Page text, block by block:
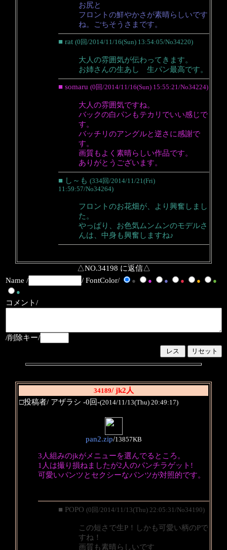
お尻と
フロントの鮮やかさが素晴らしいです
ね。ごちそうさまです。
■ rat (0回/2014/11/16(Sun) 13:54:05/No34220)
大人の雰囲気が伝わってきます。
お姉さんの生あし 生パン最高です。
■ somaru (0回/2014/11/16(Sun) 15:55:21/No34224)
大人の雰囲気ですね。
バックの白パンもテカリでいい感じで
す。
バッチリのアングルと逆さに感謝で
す。
画質もよく素晴らしい作品です。
ありがとうございます。
■ し～も (334回/2014/11/21(Fri)
11:59:57/No34264)
フロントのお花畑が、より興奮しまし
た。
やっぱり、お色気ムンムンのモデルさ
んは、中身も興奮しますね♪
△NO.34198 に返信△
Name /
/ FontColor/ ● ● ● ● ●
●
●
コメント/
/削除キー/
34189/ jk2人
□投稿者/ アザラシ -0回-(2014/11/13(Thu) 20:49:17)
pan2.zip/13857KB
3人組みのjkがメニューを選んでるところ。
1人は撮り損ねましたが2人のパンチラゲット!
可愛いパンツとセクシーなパンツが対照的です。
■ POPO (0回/2014/11/13(Thu) 22:05:31/No34190)
この短さで生P！しかも可愛い柄のPで
すね！
画質も素晴らしいです